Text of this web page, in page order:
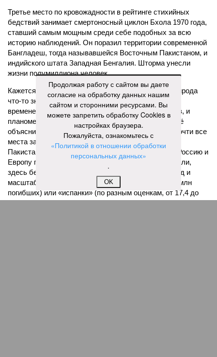
Третье место по кровожадности в рейтинге стихийных
бедствий занимает смертоносный циклон Бхола 1970 года,
ставший самым мощным среди себе подобных за всю
историю наблюдений. Он поразил территории современной
Бангладеш, тогда называвшейся Восточным Пакистаном, и
индийского штата Западная Бенгалия. Шторма унесли
жизни полумиллиона человек.
Кажется, стремящаяся сохранить свою чистоту природа
что-то знала о том, какие именно страны станут со
временем самыми «грязными» в плане производств, и
планомерно подтачивала их демографию. А как ещё
объяснить то, что в топ-10 природных катастроф почти все
места занимают бедствия, разразившиеся в Индии,
Пакистане, Бангладеш и Турции? Что характерно, Россию и
Европу подобные катастрофы никогда не затрагивали,
здесь беды были другими, включая массовый голод и
масштабные эпидемии вроде бубонной чумы (200 млн
погибших) или «испанки» (по разным оценкам, от 17,4 до
100 млн погибших во всём мире).
Продолжая работу с сайтом вы даете
согласие на обработку данных нашим
сайтом и сторонними ресурсами. Вы
можете запретить обработку Cookies в
настройках браузера.
Пожалуйста, ознакомьтесь с
«Политикой в отношении обработки
персональных данных»
.
OK